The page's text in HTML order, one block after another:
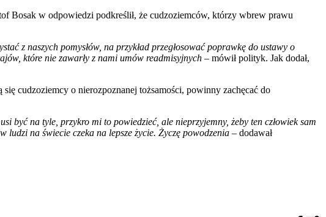
Bosak w odpowiedzi podkreślił, że cudzoziemców, którzy wbrew prawu
z naszych pomysłów, na przykład przegłosować poprawkę do ustawy o
które nie zawarły z nami umów readmisyjnych – mówił polityk. Jak dodał,
cudzoziemcy o nierozpoznanej tożsamości, powinny zachęcać do
być na tyle, przykro mi to powiedzieć, ale nieprzyjemny, żeby ten człowiek sam
na świecie czeka na lepsze życie. Życzę powodzenia – dodawał